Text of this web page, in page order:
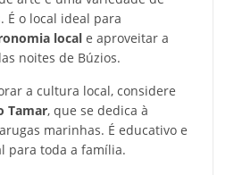
É o local ideal para
locale aproveitar a
noites de Búzios.
a cultura local, considere
Tamar, que se dedica à
marinhas. É educativo e
para toda a família.